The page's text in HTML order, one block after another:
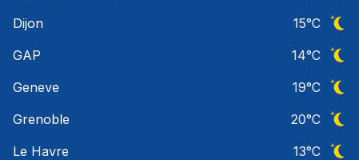
Dijon
15°C
GAP
14°C
Geneve
19°C
Grenoble
20°C
Le Havre
13°C